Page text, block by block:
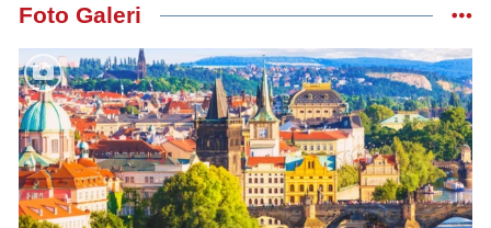
Foto Galeri